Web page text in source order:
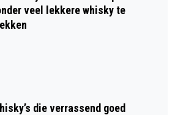
veel lekkere whisky te
die verrassend goed